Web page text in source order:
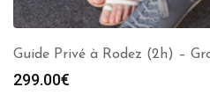
Guide Privé à Rodez (2h) –
299.00€